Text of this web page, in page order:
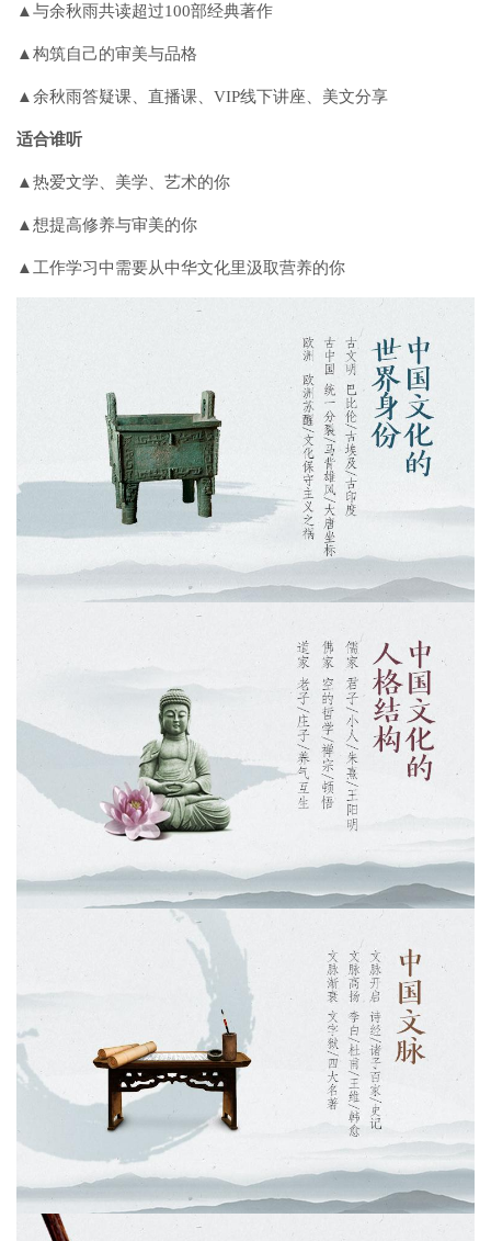
▲与余秋雨共读超过100部经典著作
▲构筑自己的审美与品格
▲余秋雨答疑课、直播课、VIP线下讲座、美文分享
适合谁听
▲热爱文学、美学、艺术的你
▲想提高修养与审美的你
▲工作学习中需要从中华文化里汲取营养的你